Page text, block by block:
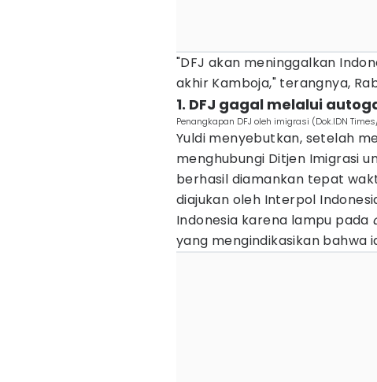
"DFJ akan meninggalkan
akhir Kamboja," terangnya,
1. DFJ gagal melalui
Penangkapan DFJ oleh imigrasi (Dok.IDN
Yuldi menyebutkan, setelah
menghubungi Ditjen Imigrasi
berhasil diamankan tepat
diajukan oleh Interpol
Indonesia karena lampu pada
yang mengindikasikan bahwa